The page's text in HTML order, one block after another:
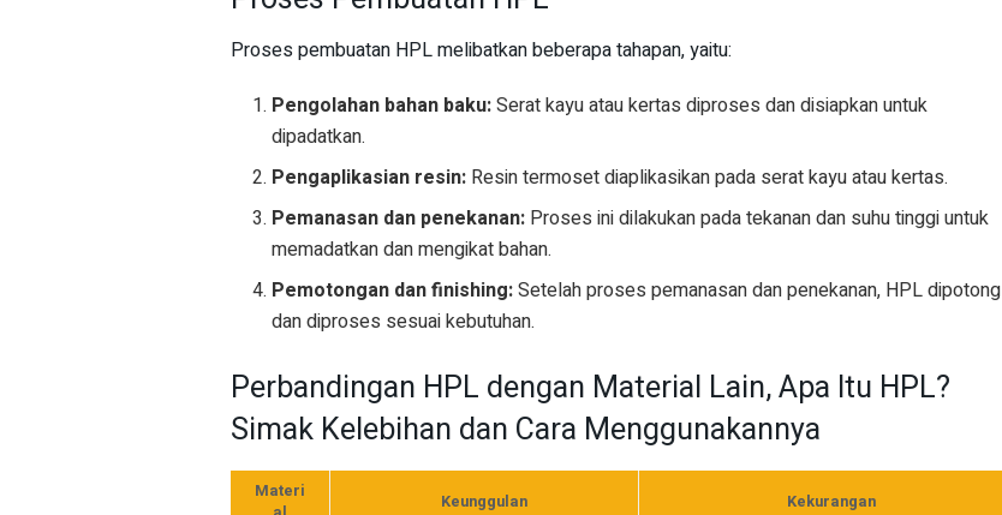
Proses pembuatan HPL melibatkan beberapa tahapan, yaitu:
Pengolahan bahan baku:Serat kayu atau kertas diproses dan disiapkan untuk
dipadatkan.
Pengaplikasian resin: Resin termoset diaplikasikan pada serat kayu atau kertas.
Pemanasan dan penekanan: Proses ini dilakukan pada tekanan dan suhu tinggi untuk
memadatkan dan mengikat bahan.
Pemotongan dan finishing:Setelah proses pemanasan dan penekanan, HPL dipotong
dan diproses sesuai kebutuhan.
Perbandingan HPL dengan Material Lain, Apa Itu HPL?
Simak Kelebihan dan Cara Menggunakannya
Materi
Keunggulan Kekurangan